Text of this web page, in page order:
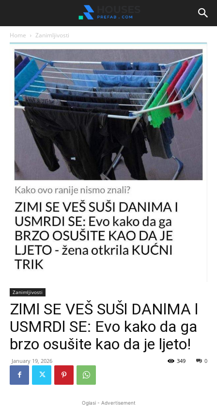
Home Zanimljivosti
Zanimljivosti
ZlMl SE VEŠ SUŠl DANlMA l
USMRDl SE: Evo kako da ga
brzo osušite kao da je ljeto!
January 19, 2026 0
349
Oglasi - Advertisement